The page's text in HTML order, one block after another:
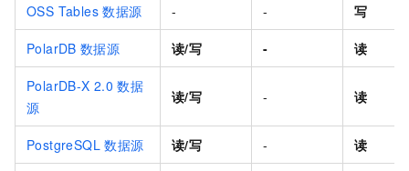
OSS Tables 数据源 - - 写
PolarDB 数据源 读/写 - 读
PolarDB-X 2.0 数据
源
读/写 - 读
PostgreSQL 数据源 读/写 - 读